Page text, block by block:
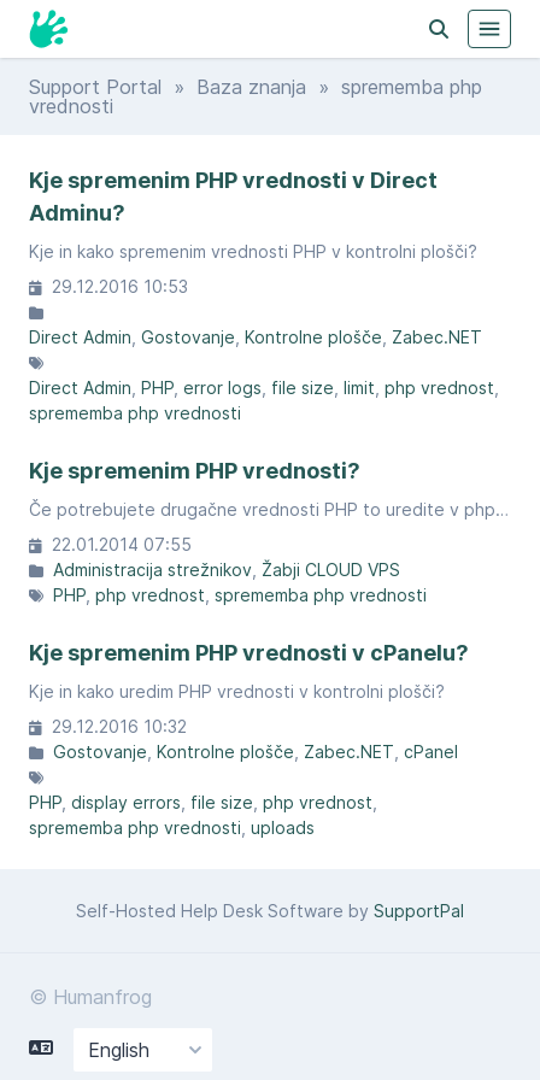
Support Portal » Baza znanja » sprememba php
vrednosti
Kje spremenim PHP vrednosti v Direct
Adminu?
Kje in kako spremenim vrednosti PHP v kontrolni plošči?
29.12.2016 10:53
Direct Admin Gostovanje Kontrolne plošče Zabec.NET
Direct Admin PHP error logs file size limit php vrednost
sprememba php vrednosti
Kje spremenim PHP vrednosti?
Če potrebujete drugačne vrednosti PHP to uredite v php.ini.
22.01.2014 07:55
Administracija strežnikov Žabji CLOUD VPS
PHP php vrednost sprememba php vrednosti
Kje spremenim PHP vrednosti v cPanelu?
Kje in kako uredim PHP vrednosti v kontrolni plošči?
29.12.2016 10:32
Gostovanje Kontrolne plošče Zabec.NET cPanel
PHP display errors file size php vrednost
sprememba php vrednosti uploads
Self-Hosted Help Desk Software by SupportPal
© Humanfrog